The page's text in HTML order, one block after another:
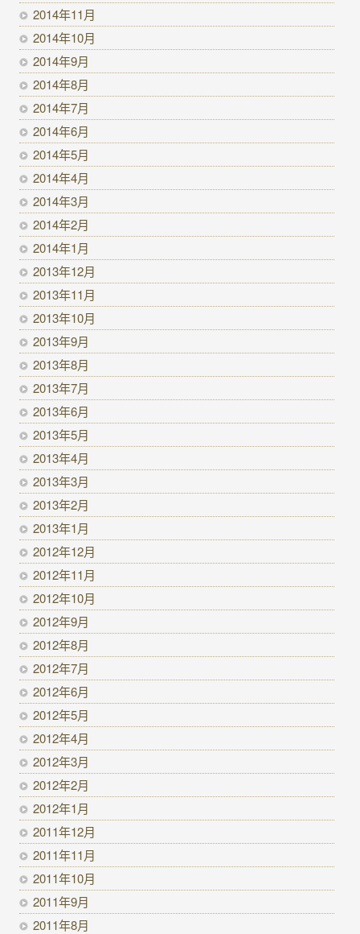
2014年11月
2014年10月
2014年9月
2014年8月
2014年7月
2014年6月
2014年5月
2014年4月
2014年3月
2014年2月
2014年1月
2013年12月
2013年11月
2013年10月
2013年9月
2013年8月
2013年7月
2013年6月
2013年5月
2013年4月
2013年3月
2013年2月
2013年1月
2012年12月
2012年11月
2012年10月
2012年9月
2012年8月
2012年7月
2012年6月
2012年5月
2012年4月
2012年3月
2012年2月
2012年1月
2011年12月
2011年11月
2011年10月
2011年9月
2011年8月